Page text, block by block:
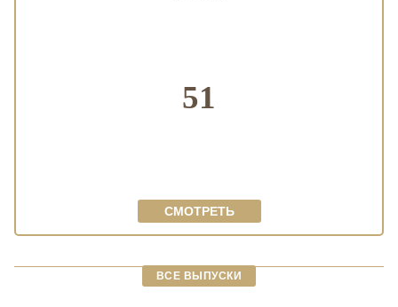
51
СМОТРЕТЬ
ВСЕ ВЫПУСКИ